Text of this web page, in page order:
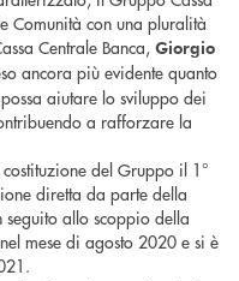
Comunità con una pluralità
Centrale Banca, Giorgio
ancora più evidente quanto
aiutare lo sviluppo dei
a rafforzare la
costituzione del Gruppo il 1°
diretta da parte della
seguito allo scoppio della
mese di agosto 2020 e si è